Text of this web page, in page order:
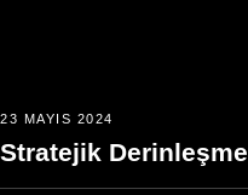
23 MAYIS 2024
Stratejik Derinleşme